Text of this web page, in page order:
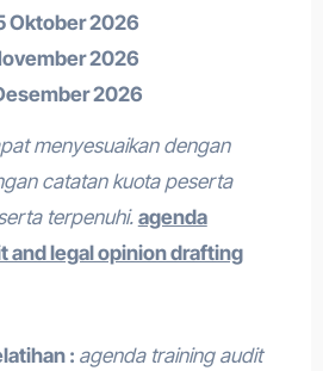
Oktober 2026
2026
2026
menyesuaikan dengan
catatan kuota peserta
terpenuhi. agenda
and legal opinion drafting
: agenda training audit